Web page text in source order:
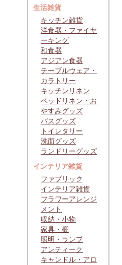
生活雑貨
キッチン雑貨
洋食器・ファイヤ
ーキング
和食器
アジアン食器
テーブルウェア・
カラトリー
キッチンリネン
ベッドリネン・お
やすみグッズ
バスグッズ
トイレタリー
洗面グッズ
ランドリーグッズ
インテリア雑貨
ファブリック
インテリア雑貨
フラワーアレンジ
メント
収納・小物
家具・棚
照明・ランプ
アンティーク
キャンドル・アロ